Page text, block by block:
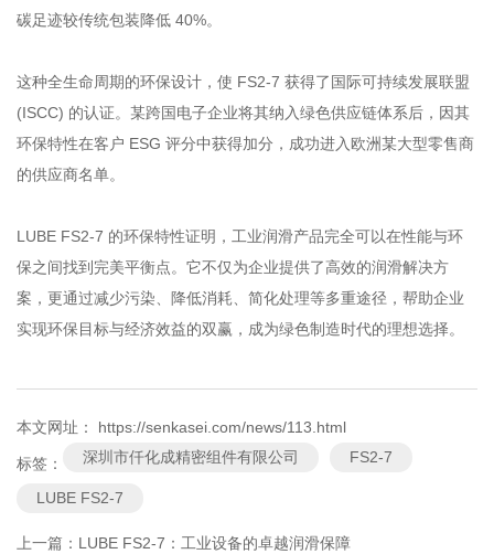
碳足迹较传统包装降低 40%。
这种全生命周期的环保设计，使 FS2-7 获得了国际可持续发展联盟
(ISCC) 的认证。某跨国电子企业将其纳入绿色供应链体系后，因其
环保特性在客户 ESG 评分中获得加分，成功进入欧洲某大型零售商
的供应商名单。
LUBE FS2-7 的环保特性证明，工业润滑产品完全可以在性能与环
保之间找到完美平衡点。它不仅为企业提供了高效的润滑解决方
案，更通过减少污染、降低消耗、简化处理等多重途径，帮助企业
实现环保目标与经济效益的双赢，成为绿色制造时代的理想选择。
本文网址： https://senkasei.com/news/113.html
标签： 深圳市仟化成精密组件有限公司 FS2-7
LUBE FS2-7
上一篇： LUBE FS2-7：工业设备的卓越润滑保障